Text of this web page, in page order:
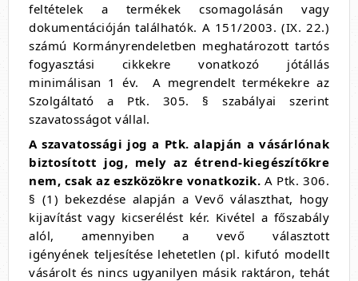
feltételek a termékek csomagolásán vagy
dokumentációján találhatók. A 151/2003. (IX. 22.)
számú Kormányrendeletben meghatározott tartós
fogyasztási cikkekre vonatkozó jótállás
minimálisan 1 év. A megrendelt termékekre az
Szolgáltató a Ptk. 305. § szabályai szerint
szavatosságot vállal.
A szavatossági jog a Ptk. alapján a vásárlónak
biztosított jog, mely az étrend-kiegészítőkre
nem, csak az eszközökre vonatkozik. A Ptk. 306.
§ (1) bekezdése alapján a Vevő választhat, hogy
kijavítást vagy kicserélést kér. Kivétel a főszabály
alól, amennyiben a vevő választott
igényének teljesítése lehetetlen (pl. kifutó modellt
vásárolt és nincs ugyanilyen másik raktáron, tehát